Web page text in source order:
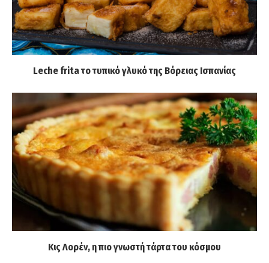
Leche frita το τυπικό γλυκό της Βόρειας Ισπανίας
Κις Λορέν, η πιο γνωστή τάρτα του κόσμου